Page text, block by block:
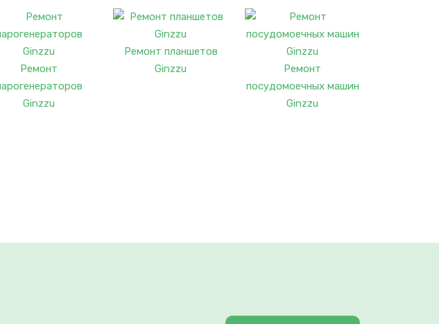
Ремонт
Ginzzu
Ремонт планшетов
Ginzzu
Ремонт
посудомоечных машин
Ginzzu